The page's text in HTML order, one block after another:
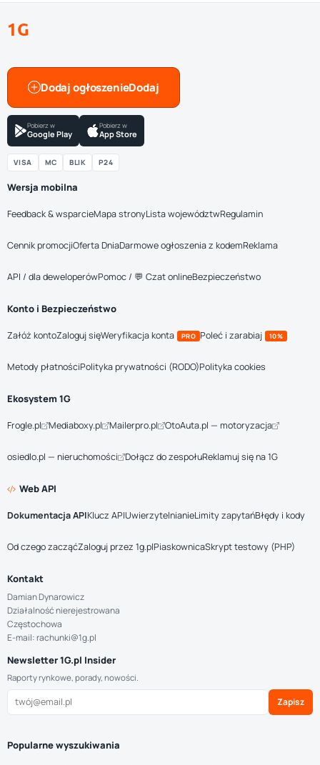
1G
Dodaj ogłoszenie
Pobierz w
Google Play
Pobierz w
App Store
VISA MC BLIK P24
Wersja mobilna
Feedback & wsparcieMapa stronyLista województwRegulamin
Cennik promocjiOferta DniaDarmowe ogłoszenia z kodemReklama
API / dla deweloperówPomoc / 💬 Czat onlineBezpieczeństwo
Konto i Bezpieczeństwo
Załóż kontoZaloguj sięWeryfikacja konta PRO Poleć i zarabiaj 10%
Metody płatnościPolityka prywatności (RODO)Polityka cookies
Ekosystem 1G
Frogle.pl Mediaboxy.pl Mailerpro.pl OtoAuta.pl — motoryzacja
osiedlo.pl — nieruchomości Dołącz do zespołuReklamuj się na 1G
Web API
Dokumentacja APIKlucz APIUwierzytelnianieLimity zapytańBłędy i kody
Od czego zacząćZaloguj przez 1g.plPiaskownicaSkrypt testowy (PHP)
Kontakt
Damian Dynarowicz
Działalność nierejestrowana
Częstochowa
E-mail: rachunki@1g.pl
Newsletter 1G.pl Insider
Raporty rynkowe, porady, nowości.
Zapisz
Popularne wyszukiwania